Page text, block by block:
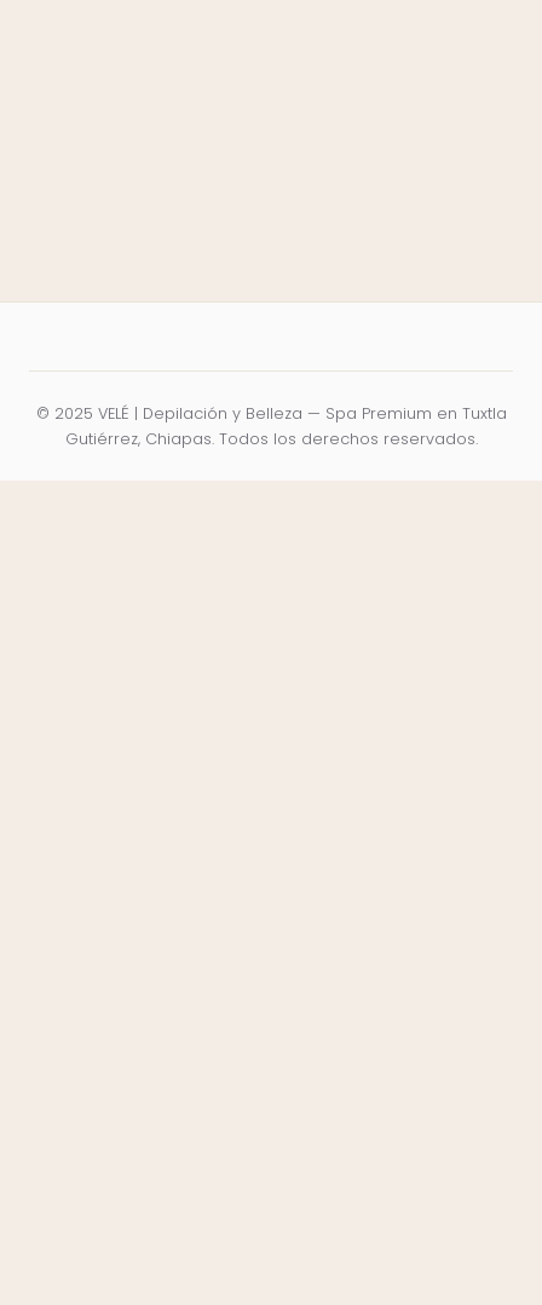
© 2025 VELÉ | Depilación y Belleza — Spa Premium en Tuxtla
Gutiérrez, Chiapas. Todos los derechos reservados.